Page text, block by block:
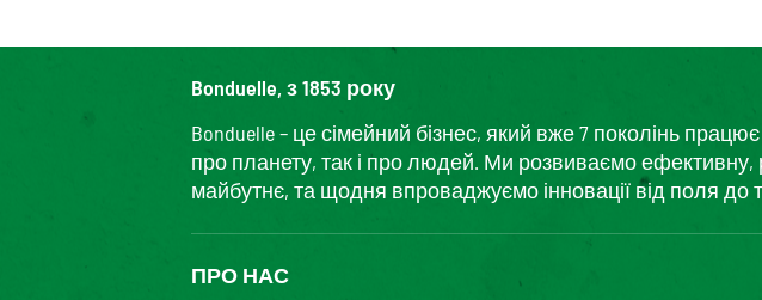
Bonduelle, з 1853 року
Bonduelle – це сімейний бізнес, який вже 7 поколінь
про планету, так і про людей. Ми розвиваємо ефективну,
майбутнє, та щодня впроваджуємо інновації від поля до
ПРО НАС